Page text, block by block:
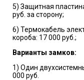
5) Защитная
руб. за сторону;
6) Термокабель
короба: 17 000 руб.;
Варианты замков:
1) Один
000 руб.